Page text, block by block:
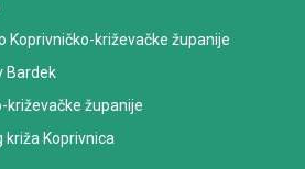
Koprivničko-križevačke županije
Bardek
križevačke županije
križa Koprivnica